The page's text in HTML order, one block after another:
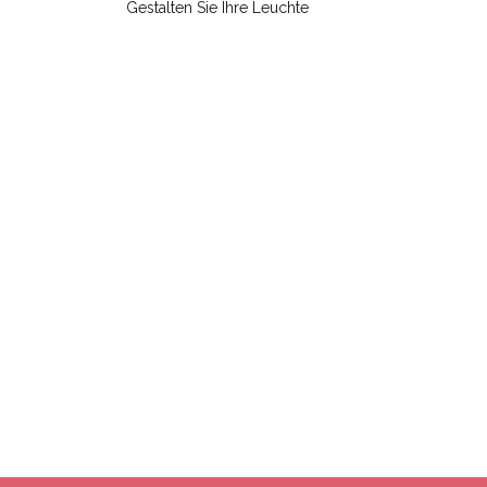
Gestalten Sie Ihre Leuchte